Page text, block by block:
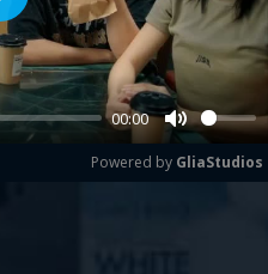
00:00
Mute
Play
Powered by GliaStudios